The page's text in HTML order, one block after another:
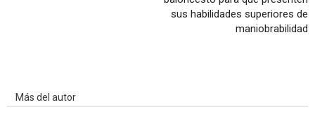
sus habilidades superiores de
maniobrabilidad
Más del autor